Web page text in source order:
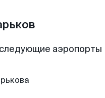
аэропорты